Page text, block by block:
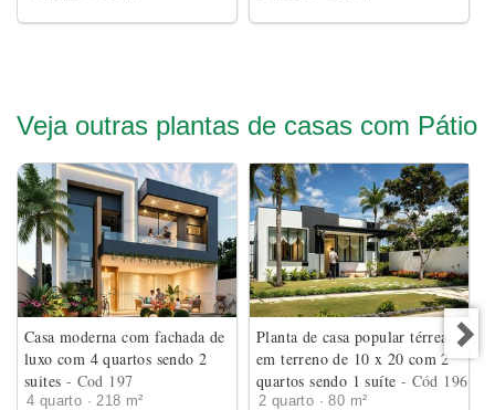
Veja outras plantas de casas com Pátio
Casa moderna com fachada de
luxo com 4 quartos sendo 2
suites - Cod 197
4 quarto · 218 m²
Planta de casa popular térrea
em terreno de 10 x 20 com 2
quartos sendo 1 suíte - Cód 196
2 quarto · 80 m²